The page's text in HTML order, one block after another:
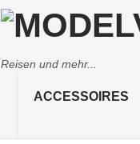
Reisen und mehr...
ACCESSOIRES